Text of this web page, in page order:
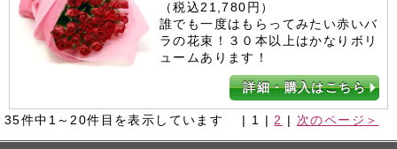
（税込21,780円）
誰でも一度はもらってみたい赤いバ
ラの花束！３０本以上はかなりボリ
ュームあります！
詳細・購入はこちら
35件中1～20件目を表示しています | 1 | 2 | 次のページ＞